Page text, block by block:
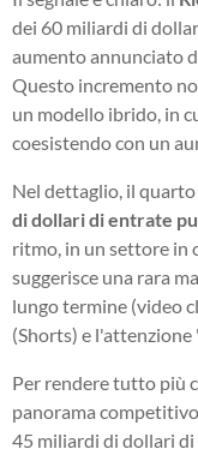
dei 60 miliardi di
aumento annunciato
Questo incremento
un modello ibrido, in
coesistendo con un
Nel dettaglio, il
di dollari di entrate
ritmo, in un settore in
suggerisce una rara
lungo termine (video
(Shorts) e l'attenzione
Per rendere tutto più
panorama
45 miliardi di dollari